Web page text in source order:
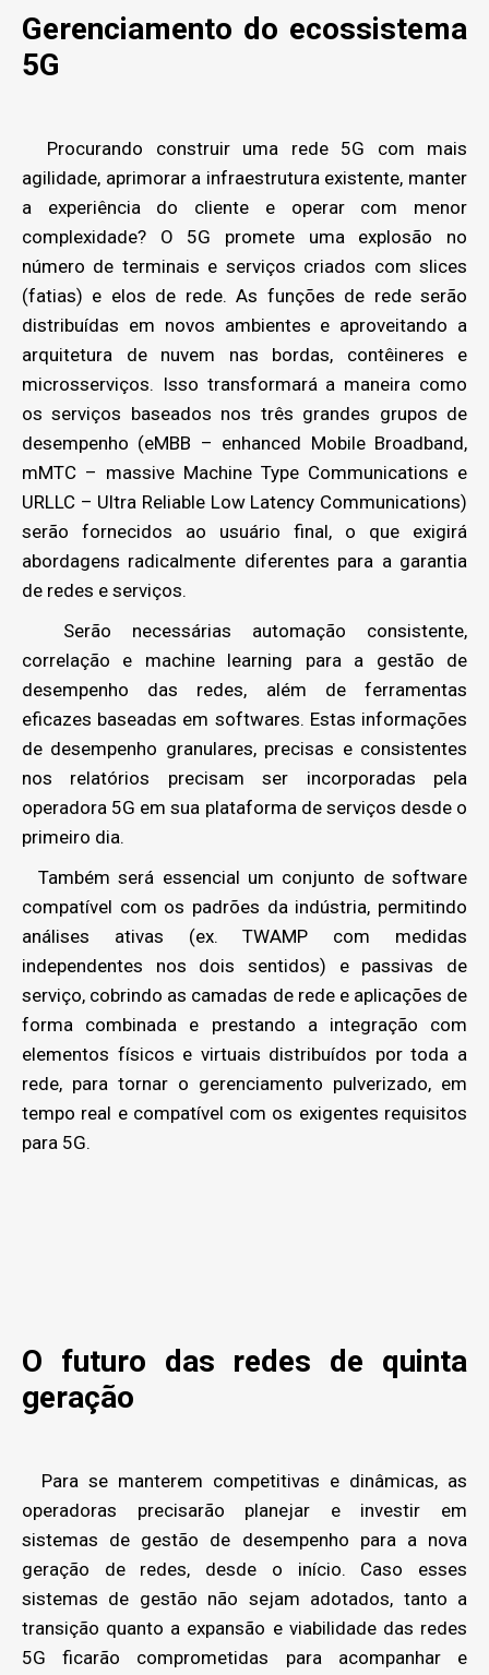
Gerenciamento do ecossistema
5G
Procurando construir uma rede 5G com mais
agilidade, aprimorar a infraestrutura existente, manter
a experiência do cliente e operar com menor
complexidade? O 5G promete uma explosão no
número de terminais e serviços criados com slices
(fatias) e elos de rede. As funções de rede serão
distribuídas em novos ambientes e aproveitando a
arquitetura de nuvem nas bordas, contêineres e
microsserviços. Isso transformará a maneira como
os serviços baseados nos três grandes grupos de
desempenho (eMBB – enhanced Mobile Broadband,
mMTC – massive Machine Type Communications e
URLLC – Ultra Reliable Low Latency Communications)
serão fornecidos ao usuário final, o que exigirá
abordagens radicalmente diferentes para a garantia
de redes e serviços.
Serão necessárias automação consistente,
correlação e machine learning para a gestão de
desempenho das redes, além de ferramentas
eficazes baseadas em softwares. Estas informações
de desempenho granulares, precisas e consistentes
nos relatórios precisam ser incorporadas pela
operadora 5G em sua plataforma de serviços desde o
primeiro dia.
Também será essencial um conjunto de software
compatível com os padrões da indústria, permitindo
análises ativas (ex. TWAMP com medidas
independentes nos dois sentidos) e passivas de
serviço, cobrindo as camadas de rede e aplicações de
forma combinada e prestando a integração com
elementos físicos e virtuais distribuídos por toda a
rede, para tornar o gerenciamento pulverizado, em
tempo real e compatível com os exigentes requisitos
para 5G.
O futuro das redes de quinta
geração
Para se manterem competitivas e dinâmicas, as
operadoras precisarão planejar e investir em
sistemas de gestão de desempenho para a nova
geração de redes, desde o início. Caso esses
sistemas de gestão não sejam adotados, tanto a
transição quanto a expansão e viabilidade das redes
5G ficarão comprometidas para acompanhar e